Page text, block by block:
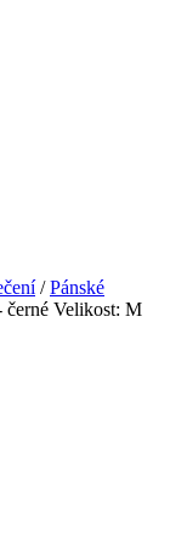
/Pánské
Velikost: M